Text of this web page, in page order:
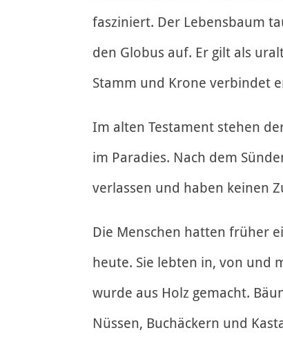
fasziniert. Der Lebensbaum
den Globus auf. Er gilt als
Stamm und Krone verbindet
Im alten Testament stehen
im Paradies. Nach dem
verlassen und haben keinen
Die Menschen hatten früher
heute. Sie lebten in, von und
wurde aus Holz gemacht.
Nüssen, Buchäckern und